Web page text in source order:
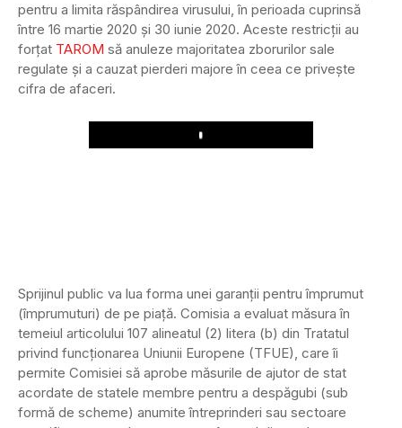
pentru a limita răspândirea virusului, în perioada cuprinsă
între 16 martie 2020 și 30 iunie 2020. Aceste restricții au
forțat TAROM să anuleze majoritatea zborurilor sale
regulate și a cauzat pierderi majore în ceea ce privește
cifra de afaceri.
Play
Sprijinul public va lua forma unei garanții pentru împrumut
(împrumuturi) de pe piață. Comisia a evaluat măsura în
temeiul articolului 107 alineatul (2) litera (b) din Tratatul
privind funcționarea Uniunii Europene (TFUE), care îi
permite Comisiei să aprobe măsurile de ajutor de stat
acordate de statele membre pentru a despăgubi (sub
formă de scheme) anumite întreprinderi sau sectoare